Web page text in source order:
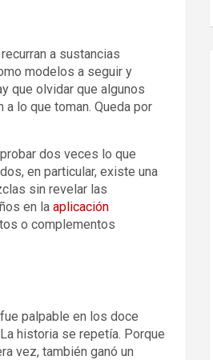
a sustancias
modelos a seguir y
que olvidar que algunos
lo que toman. Queda por
dos veces lo que
en particular, existe una
sin revelar las
en la aplicación
o complementos
palpable en los doce
historia se repetía. Porque
vez, también ganó un